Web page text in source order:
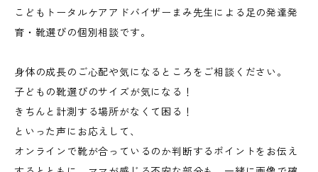
こどもトータルケアアドバイザーまみ先生による足の発達発
育・靴選びの個別相談です。
身体の成長のご心配や気になるところをご相談ください。
子どもの靴選びのサイズが気になる！
きちんと計測する場所がなくて困る！
といった声にお応えして、
オンラインで靴が合っているのか判断するポイントをお伝え